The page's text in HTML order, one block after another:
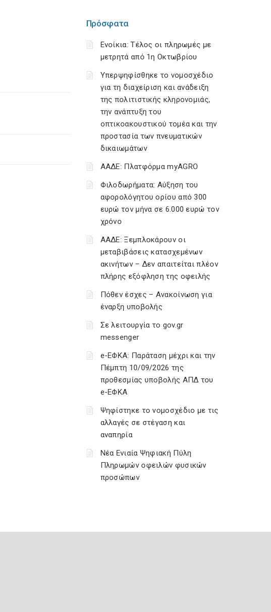
Πρόσφατα
Ενοίκια: Τέλος οι πληρωμές με
μετρητά από 1η Οκτωβρίου
Υπερψηφίσθηκε το νομοσχέδιο
για τη διαχείριση και ανάδειξη
της πολιτιστικής κληρονομιάς,
την ανάπτυξη του
οπτικοακουστικού τομέα και την
προστασία των πνευματικών
δικαιωμάτων
ΑΑΔΕ: Πλατφόρμα myAGRO
Φιλοδωρήματα: Αύξηση του
αφορολόγητου ορίου από 300
ευρώ τον μήνα σε 6.000 ευρώ τον
χρόνο
ΑΑΔΕ: Ξεμπλοκάρουν οι
μεταβιβάσεις κατασχεμένων
ακινήτων – Δεν απαιτείται πλέον
πλήρης εξόφληση της οφειλής
Πόθεν έσχες – Ανακοίνωση για
έναρξη υποβολής
Σε λειτουργία το gov.gr
messenger
e-ΕΦΚΑ: Παράταση μέχρι και την
Πέμπτη 10/09/2026 της
προθεσμίας υποβολής ΑΠΔ του
e-ΕΦΚΑ
Ψηφίστηκε το νομοσχέδιο με τις
αλλαγές σε στέγαση και
αναπηρία
Νέα Ενιαία Ψηφιακή Πύλη
Πληρωμών οφειλών φυσικών
προσώπων